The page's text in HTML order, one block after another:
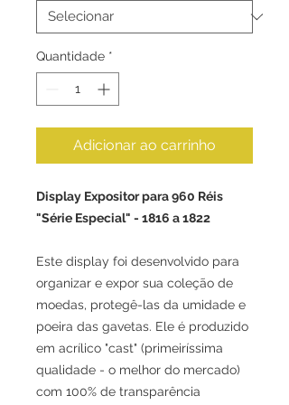
Quantidade *
Adicionar ao carrinho
Display Expositor para 960 Réis
"Série Especial" - 1816 a 1822
Este display foi desenvolvido para
organizar e expor sua coleção de
moedas, protegê-las da umidade e
poeira das gavetas. Ele é produzido
em acrílico "cast" (primeiríssima
qualidade - o melhor do mercado)
com 100% de transparência